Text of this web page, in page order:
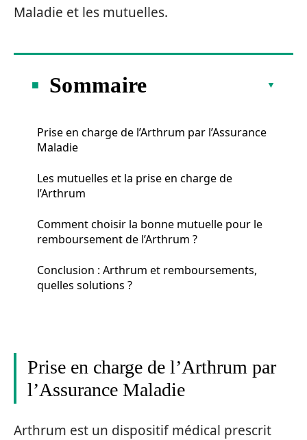
Maladie et les mutuelles.
Sommaire
Prise en charge de l’Arthrum par l’Assurance
Maladie
Les mutuelles et la prise en charge de
l’Arthrum
Comment choisir la bonne mutuelle pour le
remboursement de l’Arthrum ?
Conclusion : Arthrum et remboursements,
quelles solutions ?
Prise en charge de l’Arthrum par
l’Assurance Maladie
Arthrum est un dispositif médical prescrit